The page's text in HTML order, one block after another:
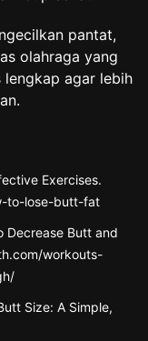
pantat,
olahraga yang
agar lebih
Exercises.
to-lose-butt-fat
Decrease Butt and
workouts-
Size: A Simple,